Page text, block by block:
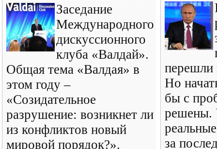
Заседание
Международного
дискуссионного
клуба «Валдай».
Общая тема «Валдая» в
этом году –
«Созидательное
разрушение: возникнет ли
из конфликтов новый
мировой порядок?».
перешли
Но
бы с
решены.
за